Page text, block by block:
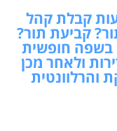
קבלת קהל
קביעת תור?
בשפה חופשית
ולאחר מכן
והרלוונטית